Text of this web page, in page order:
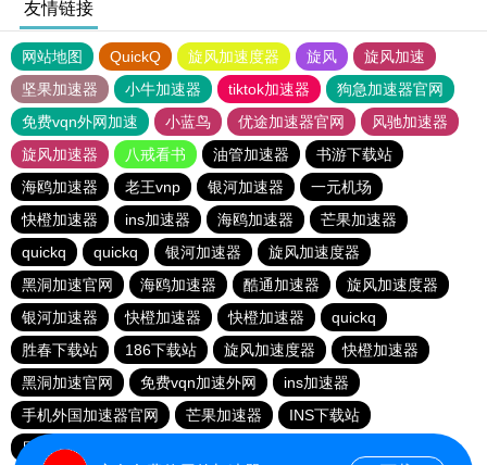
友情链接
网站地图 QuickQ 旋风加速度器 旋风
旋风加速
坚果加速器
小牛加速器 tiktok加速器
狗急加速器官网
免费vqn外网加速
小蓝鸟 优途加速器官网
风驰加速器
旋风加速器
八戒看书 油管加速器
书游下载站
海鸥加速器
老王vnp 银河加速器
一元机场
快橙加速器
ins加速器 海鸥加速器
芒果加速器
quickq
quickq 银河加速器
旋风加速度器
黑洞加速官网
海鸥加速器 酷通加速器
旋风加速度器
银河加速器
快橙加速器 快橙加速器
quickq
胜春下载站
186下载站 旋风加速度器
快橙加速器
黑洞加速官网
免费vqn加速外网
ins加速器
手机外国加速器官网
芒果加速器
INS下载站
目标下载站